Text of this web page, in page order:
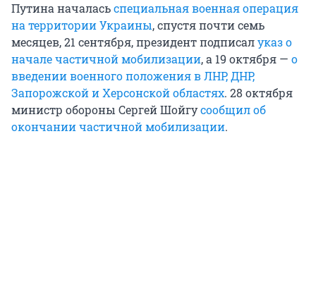
Путина началасьспециальная военная операция
на территории Украины, спустя почти семь
месяцев, 21 сентября, президент подписалуказ о
начале частичной мобилизации, а 19 октября — о
введении военного положения в ЛНР, ДНР,
Запорожской и Херсонской областях. 28 октября
министр обороны Сергей Шойгусообщил об
окончании частичной мобилизации.